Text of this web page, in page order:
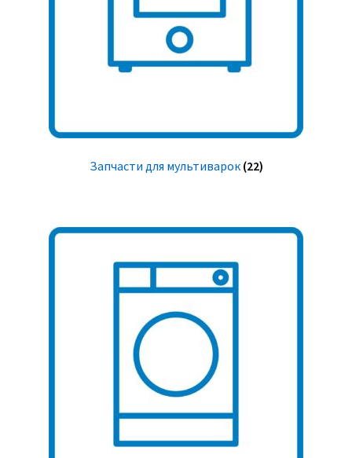
Запчасти для мультиварок (22)